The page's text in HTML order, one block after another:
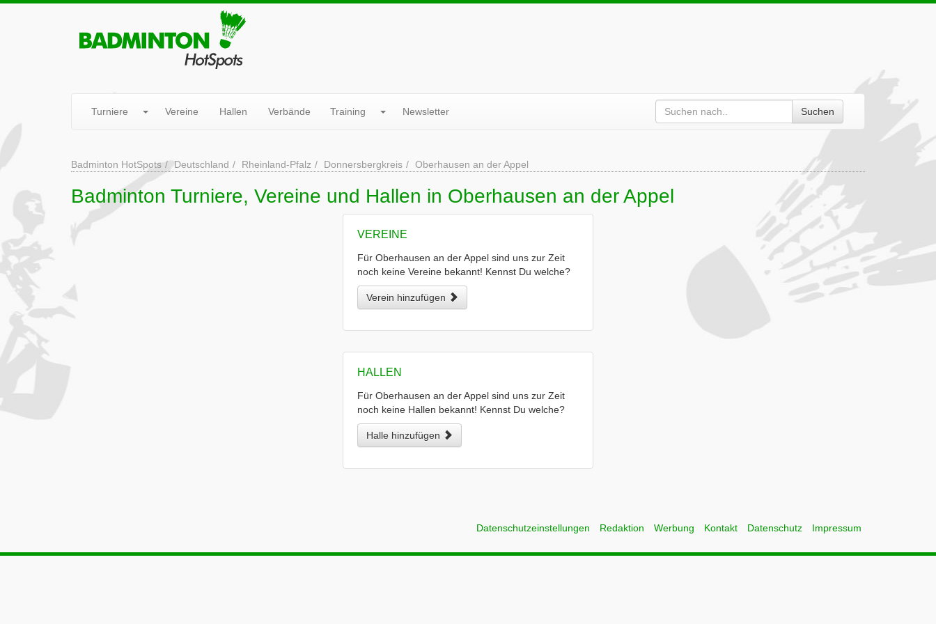
Turniere Vereine Hallen Verbände Training Newsletter Suchen
Badminton HotSpots Deutschland Rheinland-Pfalz Donnersbergkreis Oberhausen an der Appel
Badminton Turniere, Vereine und Hallen in Oberhausen an der Appel
VEREINE
Für Oberhausen an der Appel sind uns zur Zeit
noch keine Vereine bekannt! Kennst Du welche?
Verein hinzufügen
HALLEN
Für Oberhausen an der Appel sind uns zur Zeit
noch keine Hallen bekannt! Kennst Du welche?
Halle hinzufügen
Datenschutzeinstellungen Redaktion Werbung Kontakt Datenschutz Impressum